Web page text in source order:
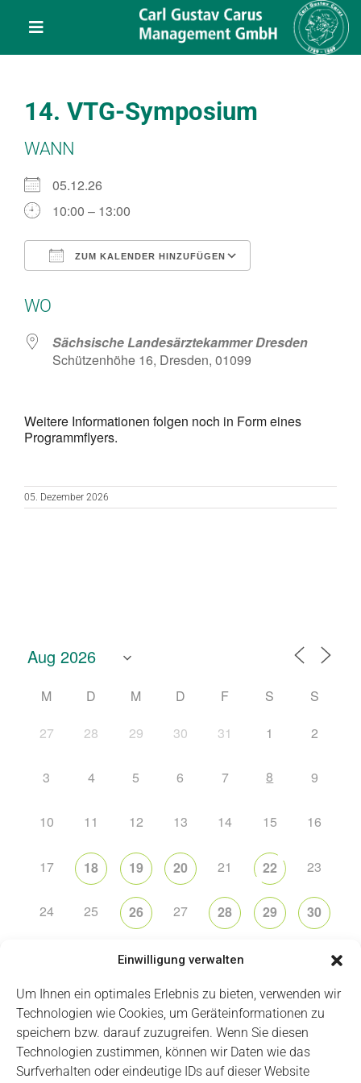
Einwilligung verwalten
Um Ihnen ein optimales Erlebnis zu bieten, verwenden wir
Technologien wie Cookies, um Geräteinformationen zu
speichern bzw. darauf zuzugreifen. Wenn Sie diesen
Technologien zustimmen, können wir Daten wie das
Surfverhalten oder eindeutige IDs auf dieser Website
Toggle
Navigation
Über uns
Veranstaltungen
Kontakt
14. VTG-Symposium
WANN
05.12.26
10:00 – 13:00
ZUM KALENDER HINZUFÜGEN
WO
Sächsische Landesärztekammer Dresden
Schützenhöhe 16, Dresden, 01099
Weitere Informationen folgen noch in Form eines
Programmflyers.
05. Dezember 2026
M D M D F S
S
27
28 29 30 31 1 2
3 4 5 6 7 8 9
10 11 12 13 14 15 16
17 18 19 20 21 22 23
24 25 26 27 28 29 30
2 3 4
Impressum Datenschutz Login